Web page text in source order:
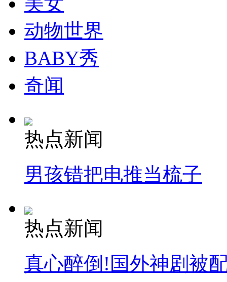
动物世界
BABY秀
奇闻
热点新闻
男孩错把电推当梳子
热点新闻
真心醉倒!国外神剧被